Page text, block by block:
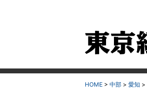
HOME > 中部 > 愛知 >